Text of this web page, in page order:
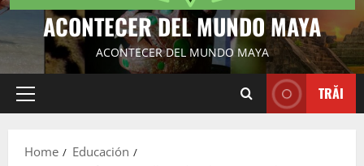
ACONTECER DEL MUNDO MAYA
ACONTECER DEL MUNDO MAYA
Primary
TRĂI
Home
Educación